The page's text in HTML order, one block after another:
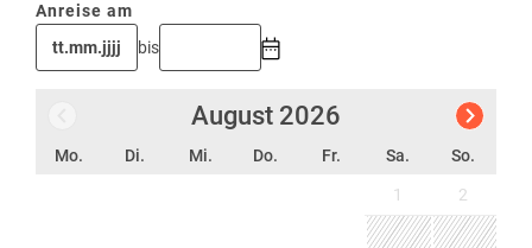
Anreise am
bis
August 2026
Mo. Di. Mi. Do. Fr. Sa. So.
1 2